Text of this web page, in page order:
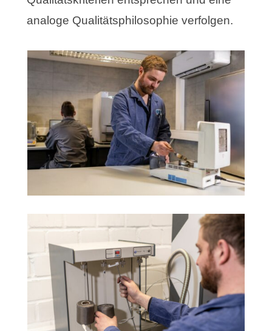
analoge Qualitätsphilosophie verfolgen.